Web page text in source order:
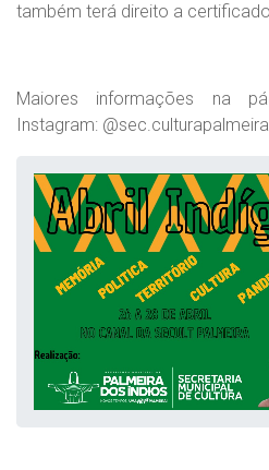
também terá direito a
Maiores informações na
Instagram: